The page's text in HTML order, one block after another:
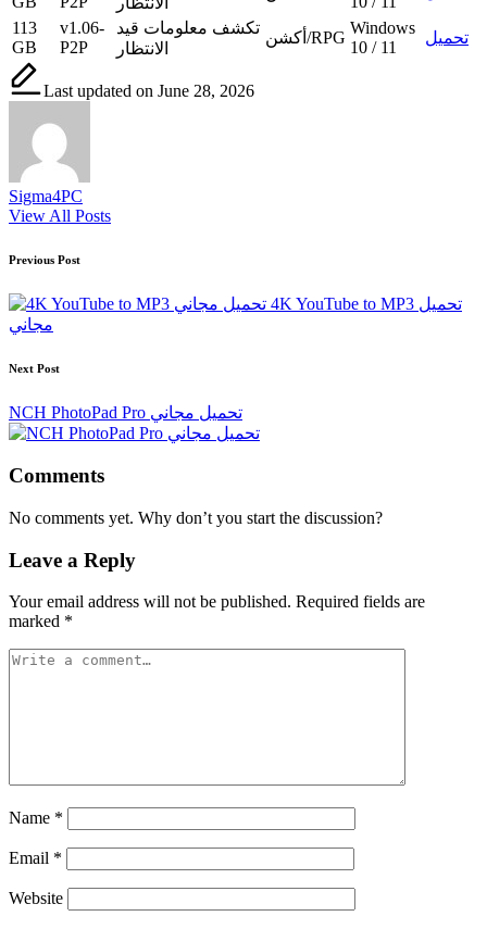
113
GB
v1.06-
P2P
تكشف معلومات قيد
الانتظار
أكشن/RPG
Windows
10 / 11
تحميل
Last updated on June 28, 2026
Sigma4PC
View All Posts
Post
navigation
Previous Post
4K YouTube to MP3 تحميل
مجاني
Next Post
NCH PhotoPad Pro تحميل مجاني
Comments
No comments yet. Why don’t you start the discussion?
Leave a Reply
Your email address will not be published. Required fields are
marked *
Name *
Email *
Website